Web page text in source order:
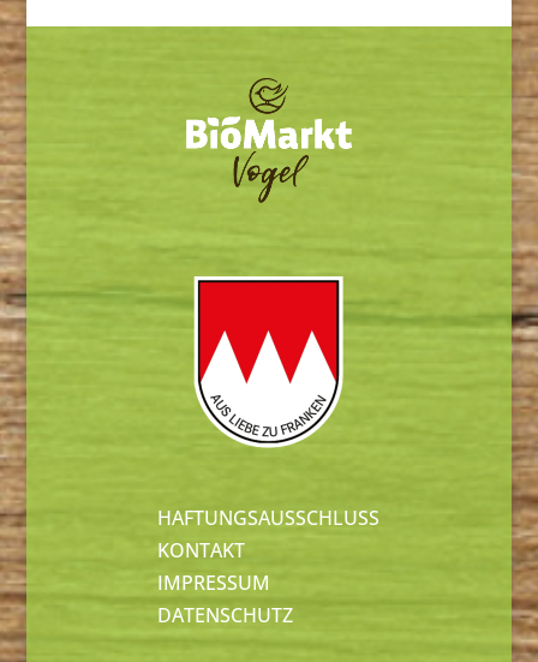
HAFTUNGSAUSSCHLUSS
KONTAKT
IMPRESSUM
DATENSCHUTZ